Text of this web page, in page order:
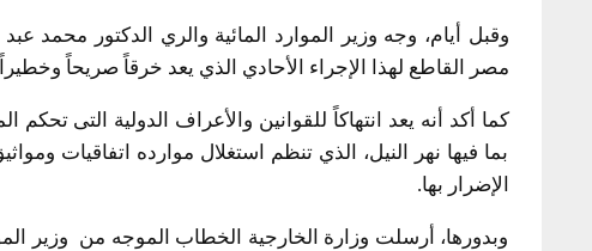
وقبل أيام، وجه وزير الموارد المائية والري الدكتور محمد
مصر القاطع لهذا الإجراء الأحادي الذي يعد خرقاً صريحاً وخطيراً
كما أكد أنه يعد انتهاكاً للقوانين والأعراف الدولية التى
بما فيها نهر النيل، الذي تنظم استغلال موارده اتفاقيات
الإضرار بها.
وبدورها، أرسلت وزارة الخارجية الخطاب الموجه من وزير